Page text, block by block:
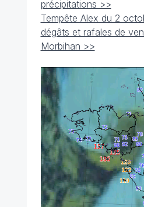
précipitations >>
Tempête Alex du 2
dégâts et rafales de
Morbihan >>